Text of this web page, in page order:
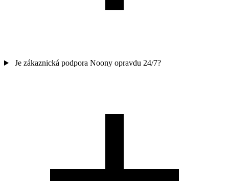
Je zákaznická podpora Noony opravdu 24/7?